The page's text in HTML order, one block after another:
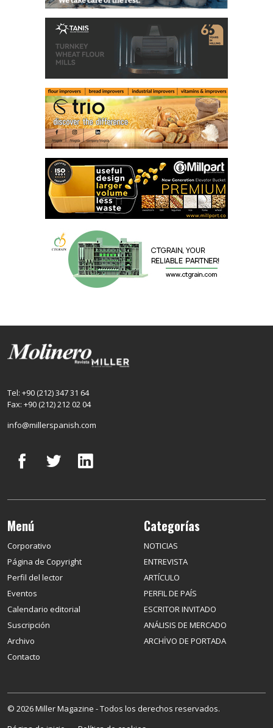
Tel: +90 (212) 347 31 64
Fax: +90 (212) 212 02 04
info@millerspanish.com
Menú
Corporativo
Página de Copyright
Perfil del lector
Eventos
Calendario editorial
Suscripción
Archivo
Contacto
Categorías
NOTICIAS
ENTREVISTA
ARTÍCULO
PERFIL DE PAÍS
ESCRITOR INVITADO
ANÁLISIS DE MERCADO
ARCHİVO DE PORTADA
© 2026 Miller Magazine - Todos los derechos reservados.